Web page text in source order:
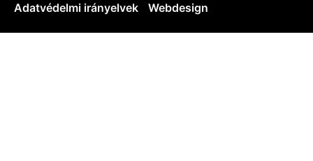
Adatvédelmi irányelvek
Webdesign